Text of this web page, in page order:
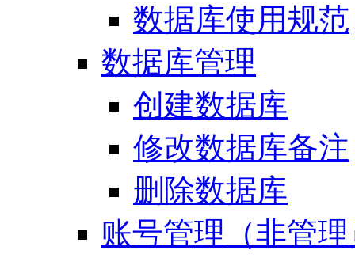
数据库使用规范
数据库管理
创建数据库
修改数据库备注
删除数据库
账号管理（非管